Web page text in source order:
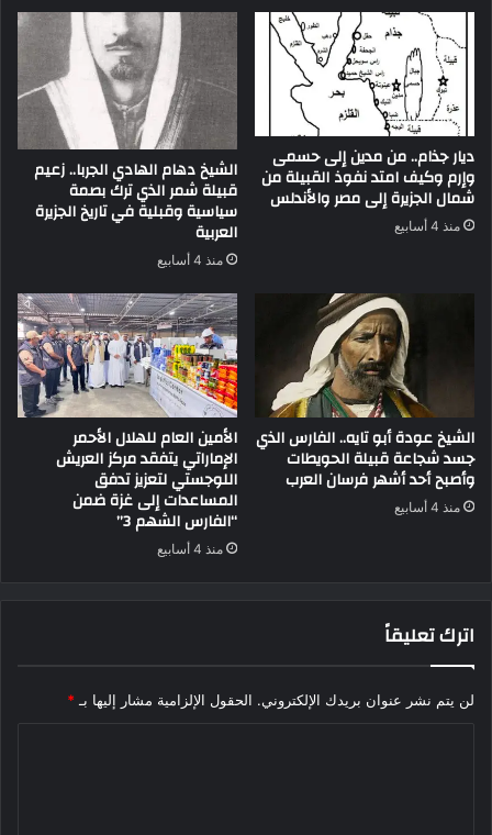
ديار جذام.. من مدين إلى حسمى
وإرم وكيف امتد نفوذ القبيلة من
شمال الجزيرة إلى مصر والأندلس
منذ 4 أسابيع
الشيخ دهام الهادي الجربا.. زعيم
قبيلة شمر الذي ترك بصمة
سياسية وقبلية في تاريخ الجزيرة
العربية
منذ 4 أسابيع
الشيخ عودة أبو تايه.. الفارس الذي
جسد شجاعة قبيلة الحويطات
وأصبح أحد أشهر فرسان العرب
منذ 4 أسابيع
الأمين العام للهلال الأحمر
الإماراتي يتفقد مركز العريش
اللوجستي لتعزيز تدفق
المساعدات إلى غزة ضمن
“الفارس الشهم 3”
منذ 4 أسابيع
اترك تعليقاً
لن يتم نشر عنوان بريدك الإلكتروني. الحقول الإلزامية مشار إليها بـ *